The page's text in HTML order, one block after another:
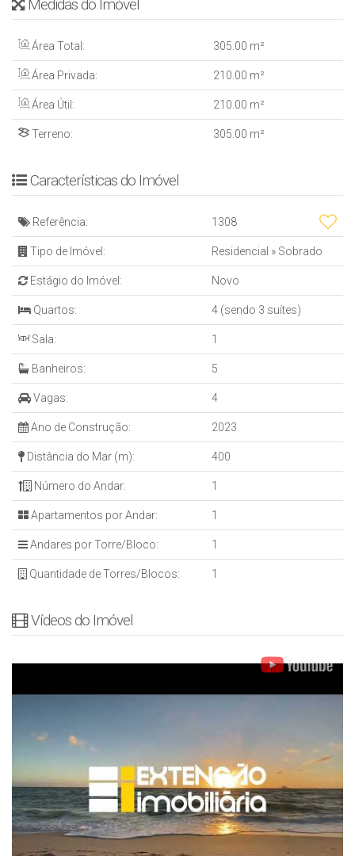
Medidas do Imóvel
Área Total: 305.00 m²
Área Privada: 210.00 m²
Área Útil: 210.00 m²
Terreno: 305.00 m²
Características do Imóvel
Referência: 1308
Tipo de Imóvel: Residencial » Sobrado
Estágio do Imóvel: Novo
Quartos: 4 (sendo 3 suítes)
Sala: 1
Banheiros: 5
Vagas: 4
Ano de Construção: 2023
Distância do Mar (m): 400
Número do Andar: 1
Apartamentos por Andar: 1
Andares por Torre/Bloco: 1
Quantidade de Torres/Blocos: 1
Vídeos do Imóvel
.